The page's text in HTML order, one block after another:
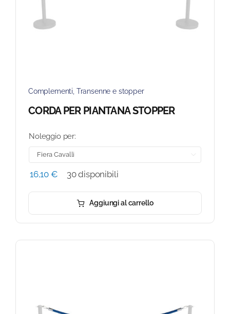
Complementi Transenne e stopper
CORDA PER PIANTANA STOPPER
Noleggio per:
16,10 € 30 disponibili
Aggiungi al carrello